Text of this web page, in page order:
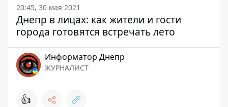
20:45, 30 мая 2021
Днепр в лицах: как жители и гости
города готовятся встречать лето
Информатор Днепр
ЖУРНАЛИСТ
👍